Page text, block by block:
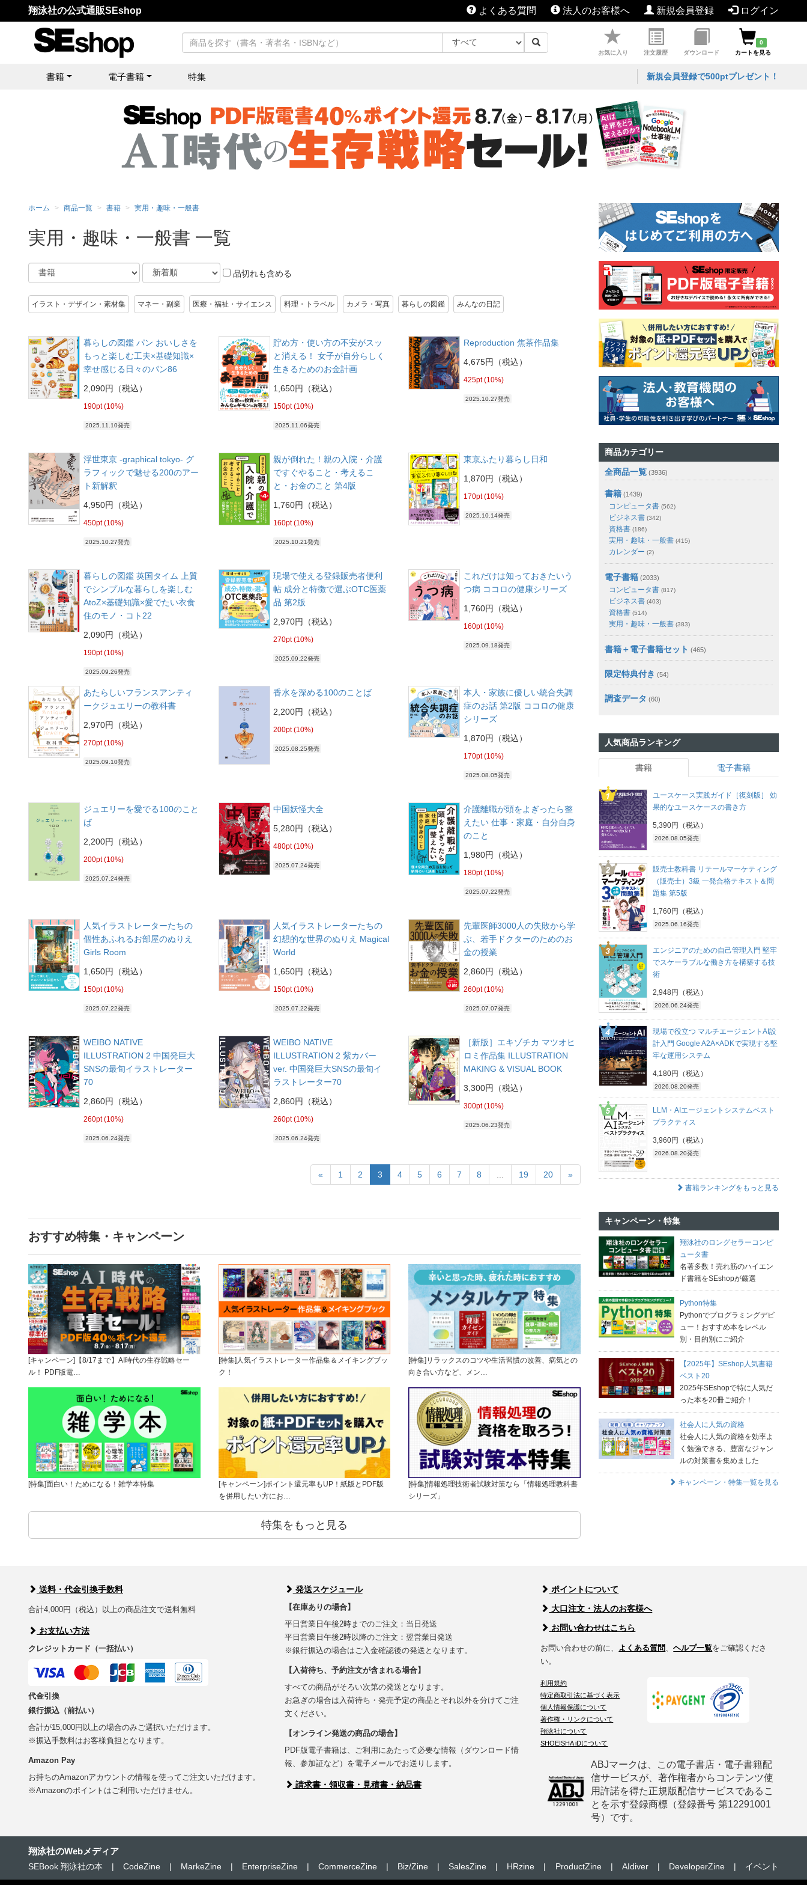
翔泳社の公式通販SEshop よくある質問 法人のお客様へ 新規会員登録 ログイン
お気に入り 注文履歴 ダウンロード
0
カートを見る
書籍 電子書籍 特集 新規会員登録で500ptプレゼント！
ホーム 商品一覧 書籍 実用・趣味・一般書
実用・趣味・一般書 一覧
品切れも含める
イラスト・デザイン・素材集 マネー・副業 医療・福祉・サイエンス 料理・トラベル カメラ・写真 暮らしの図鑑 みんなの日記
暮らしの図鑑 パン おいしさを
もっと楽しむ工夫×基礎知識×
幸せ感じる日々のパン86
2,090円（税込）
190pt (10%)
2025.11.10発売
貯め方・使い方の不安がスッ
と消える！ 女子が自分らしく
生きるためのお金計画
1,650円（税込）
150pt (10%)
2025.11.06発売
Reproduction 焦茶作品集
4,675円（税込）
425pt (10%)
2025.10.27発売
浮世東京 -graphical tokyo- グ
ラフィックで魅せる200のアー
ト新解釈
4,950円（税込）
450pt (10%)
2025.10.27発売
親が倒れた！親の入院・介護
ですぐやること・考えるこ
と・お金のこと 第4版
1,760円（税込）
160pt (10%)
2025.10.21発売
東京ふたり暮らし日和
1,870円（税込）
170pt (10%)
2025.10.14発売
暮らしの図鑑 英国タイム 上質
でシンプルな暮らしを楽しむ
AtoZ×基礎知識×愛でたい衣食
住のモノ・コト22
2,090円（税込）
190pt (10%)
2025.09.26発売
現場で使える登録販売者便利
帖 成分と特徴で選ぶOTC医薬
品 第2版
2,970円（税込）
270pt (10%)
2025.09.22発売
これだけは知っておきたいう
つ病 ココロの健康シリーズ
1,760円（税込）
160pt (10%)
2025.09.18発売
あたらしいフランスアンティ
ークジュエリーの教科書
2,970円（税込）
270pt (10%)
2025.09.10発売
香水を深める100のことば
2,200円（税込）
200pt (10%)
2025.08.25発売
本人・家族に優しい統合失調
症のお話 第2版 ココロの健康
シリーズ
1,870円（税込）
170pt (10%)
2025.08.05発売
ジュエリーを愛でる100のこと
ば
2,200円（税込）
200pt (10%)
2025.07.24発売
中国妖怪大全
5,280円（税込）
480pt (10%)
2025.07.24発売
介護離職が頭をよぎったら整
えたい 仕事・家庭・自分自身
のこと
1,980円（税込）
180pt (10%)
2025.07.22発売
人気イラストレーターたちの
個性あふれるお部屋のぬりえ
Girls Room
1,650円（税込）
150pt (10%)
2025.07.22発売
人気イラストレーターたちの
幻想的な世界のぬりえ Magical
World
1,650円（税込）
150pt (10%)
2025.07.22発売
先輩医師3000人の失敗から学
ぶ、若手ドクターのためのお
金の授業
2,860円（税込）
260pt (10%)
2025.07.07発売
WEIBO NATIVE
ILLUSTRATION 2 中国発巨大
SNSの最旬イラストレーター
70
2,860円（税込）
260pt (10%)
2025.06.24発売
WEIBO NATIVE
ILLUSTRATION 2 紫カバー
ver. 中国発巨大SNSの最旬イ
ラストレーター70
2,860円（税込）
260pt (10%)
2025.06.24発売
［新版］エキゾチカ マツオヒ
ロミ作品集 ILLUSTRATION
MAKING & VISUAL BOOK
3,300円（税込）
300pt (10%)
2025.06.23発売
« 1 2 3 4 5 6 7 8 19 20 »
おすすめ特集・キャンペーン
[キャンペーン]【8/17まで】AI時代の生存戦略セー
ル！ PDF版電…
[特集]人気イラストレーター作品集＆メイキングブッ
ク！
[特集]リラックスのコツや生活習慣の改善、病気との
向き合い方など、メン…
[特集]面白い！ためになる！雑学本特集
[キャンペーン]ポイント還元率もUP！紙版とPDF版
を併用したい方にお…
[特集]情報処理技術者試験対策なら「情報処理教科書
シリーズ」
特集をもっと見る
商品カテゴリー
全商品一覧 (3936)
書籍 (1439)
コンピュータ書 (562)
ビジネス書 (342)
資格書 (186)
実用・趣味・一般書 (415)
カレンダー (2)
電子書籍 (2033)
コンピュータ書 (817)
ビジネス書 (403)
資格書 (514)
実用・趣味・一般書 (383)
書籍＋電子書籍セット (465)
限定特典付き (54)
調査データ (60)
人気商品ランキング
書籍 電子書籍
ユースケース実践ガイド［復刻版］ 効
果的なユースケースの書き方
5,390円（税込）
2026.08.05発売
販売士教科書 リテールマーケティング
（販売士）3級 一発合格テキスト＆問
題集 第5版
1,760円（税込）
2025.06.16発売
エンジニアのための自己管理入門 堅牢
でスケーラブルな働き方を構築する技
術
2,948円（税込）
2026.06.24発売
現場で役立つ マルチエージェントAI設
計入門 Google A2A×ADKで実現する堅
牢な運用システム
4,180円（税込）
2026.08.20発売
LLM・AIエージェントシステムベスト
プラクティス
3,960円（税込）
2026.08.20発売
書籍ランキングをもっと見る
キャンペーン・特集
翔泳社のロングセラーコンピ
ュータ書
名著多数！売れ筋のハイエン
ド書籍をSEshopが厳選
Python特集
Pythonでプログラミングデビ
ュー！おすすめ本をレベル
別・目的別にご紹介
【2025年】SEshop人気書籍
ベスト20
2025年SEshopで特に人気だ
った本を20冊ご紹介！
社会人に人気の資格
社会人に人気の資格を効率よ
く勉強できる、豊富なジャン
ルの対策書を集めました
キャンペーン・特集一覧を見る
送料・代金引換手数料
合計4,000円（税込）以上の商品注文で送料無料
お支払い方法
クレジットカード（一括払い）
代金引換
銀行振込（前払い）
合計が15,000円以上の場合のみご選択いただけます。
※振込手数料はお客様負担となります。
Amazon Pay
お持ちのAmazonアカウントの情報を使ってご注文いただけます。
※Amazonのポイントはご利用いただけません。
発送スケジュール
【在庫ありの場合】
平日営業日午後2時までのご注文：当日発送
平日営業日午後2時以降のご注文：翌営業日発送
※銀行振込の場合はご入金確認後の発送となります。
【入荷待ち、予約注文が含まれる場合】
すべての商品がそろい次第の発送となります。
お急ぎの場合は入荷待ち・発売予定の商品とそれ以外を分けてご注
文ください。
【オンライン発送の商品の場合】
PDF版電子書籍は、ご利用にあたって必要な情報（ダウンロード情
報、参加証など）を電子メールでお送りします。
請求書・領収書・見積書・納品書
ポイントについて
大口注文・法人のお客様へ
お問い合わせはこちら
お問い合わせの前に、 よくある質問 、ヘルプ一覧をご確認くださ
い。
利用規約
特定商取引法に基づく表示
個人情報保護について
著作権・リンクについて
翔泳社について
SHOEISHA iDについて
ABJマークは、この電子書店・電子書籍配
信サービスが、著作権者からコンテンツ使
用許諾を得た正規版配信サービスであるこ
とを示す登録商標（登録番号 第12291001
号）です。
翔泳社のWebメディア
SEBook 翔泳社の本 | CodeZine | MarkeZine | EnterpriseZine | CommerceZine | Biz/Zine | SalesZine | HRzine | ProductZine | AIdiver | DeveloperZine | イベント